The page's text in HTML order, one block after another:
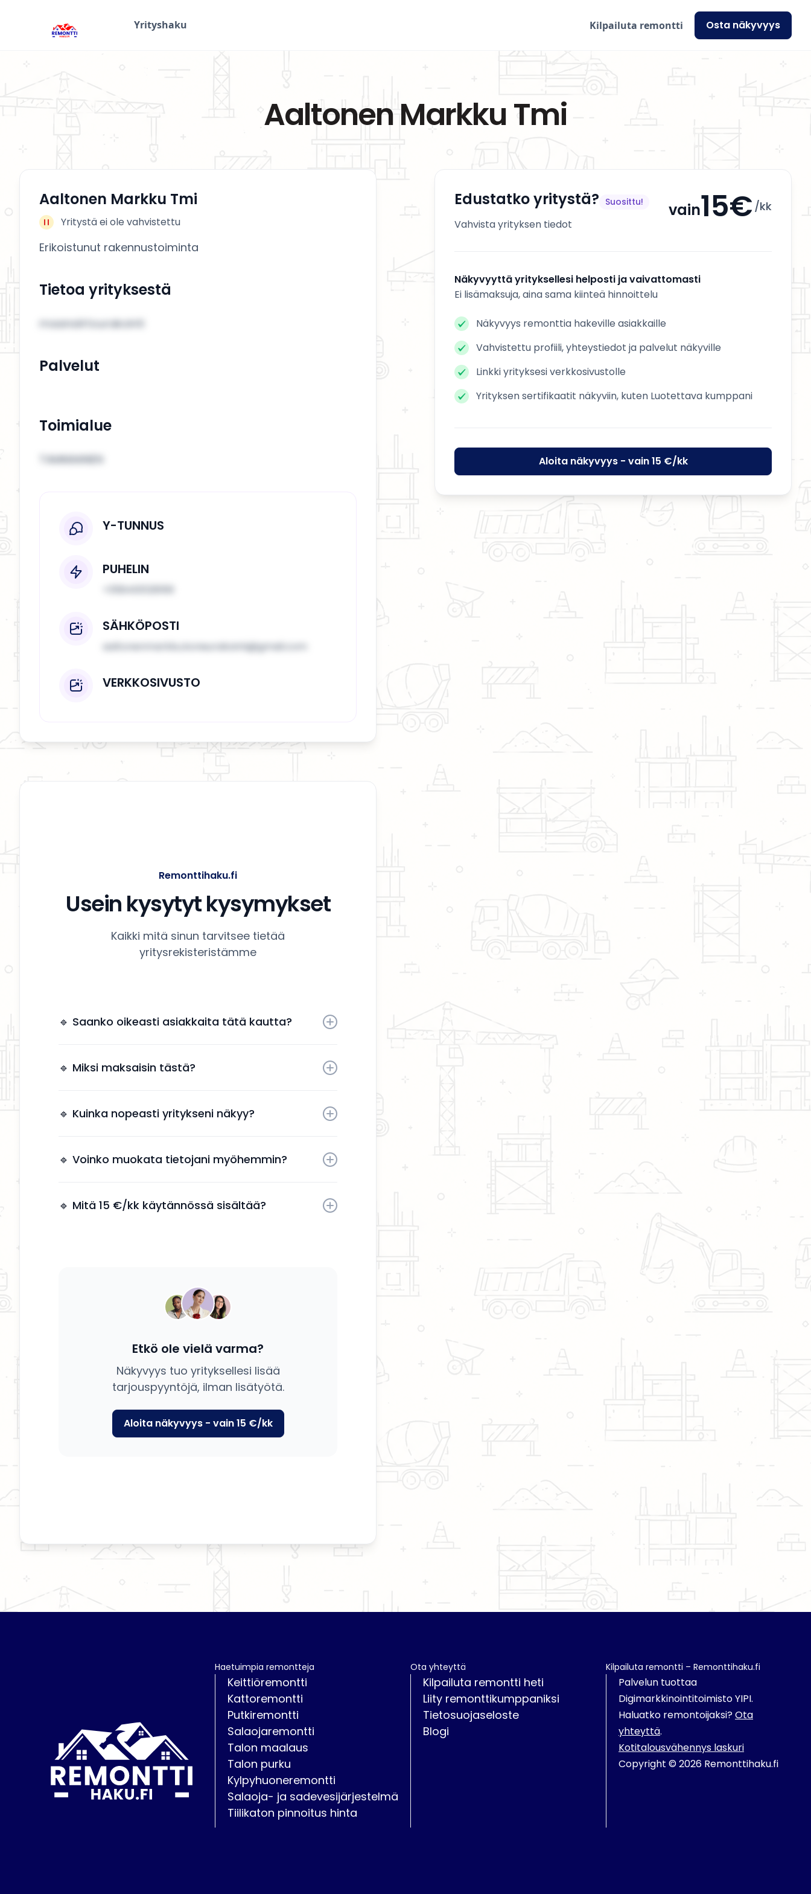
Yrityshaku Kilpailuta remontti Osta näkyvyys
Aaltonen Markku Tmi
Aaltonen Markku Tmi
Yritystä ei ole vahvistettu
Erikoistunut rakennustoiminta
Tietoa yrityksestä
maansiirtourakointi
Palvelut
Toimialue
TAMMIAINEN
Y-TUNNUS
PUHELIN
SÄHKÖPOSTI
aaltonenmarkku.koneurakointi@gmail.com
VERKKOSIVUSTO
Edustatko yritystä? Suosittu!
Vahvista yrityksen tiedot
vain15€ /kk
Näkyvyyttä yrityksellesi helposti ja vaivattomasti
Ei lisämaksuja, aina sama kiinteä hinnoittelu
Näkyvyys remonttia hakeville asiakkaille
Vahvistettu profiili, yhteystiedot ja palvelut näkyville
Linkki yrityksesi verkkosivustolle
Yrityksen sertifikaatit näkyviin, kuten Luotettava kumppani
Aloita näkyvyys - vain 15 €/kk
Remonttihaku.fi
Usein kysytyt kysymykset
Kaikki mitä sinun tarvitsee tietää
yritysrekisteristämme
🔹 Saanko oikeasti asiakkaita tätä kautta?
remonttipalveluita alueellasi.
🔹 Miksi maksaisin tästä?
tarvitsee käyttää aikaa markkinointiin.
🔹 Kuinka nopeasti yritykseni näkyy?
jälkeen.
🔹 Voinko muokata tietojani myöhemmin?
tahansa.
🔹 Mitä 15 €/kk käytännössä sisältää?
Etkö ole vielä varma?
Näkyvyys tuo yrityksellesi lisää
tarjouspyyntöjä, ilman lisätyötä.
Aloita näkyvyys - vain 15 €/kk
Haetuimpia remontteja
Keittiöremontti
Kattoremontti
Putkiremontti
Salaojaremontti
Talon maalaus
Talon purku
Kylpyhuoneremontti
Salaoja- ja sadevesijärjestelmä
Tiilikaton pinnoitus hinta
Ota yhteyttä
Kilpailuta remontti heti
Liity remonttikumppaniksi
Tietosuojaseloste
Blogi
Kilpailuta remontti – Remonttihaku.fi
Palvelun tuottaa
Digimarkkinointitoimisto YIPI.
Haluatko remontoijaksi?Ota
yhteyttä.
Kotitalousvähennys laskuri
Copyright © 2026 Remonttihaku.fi